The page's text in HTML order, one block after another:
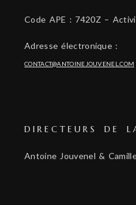
Code APE : 7420Z –
Adresse électronique :
CONTACT@ANTOINEJOUVENEL.COM
DIRECTEURS DE
Antoine Jouvenel &